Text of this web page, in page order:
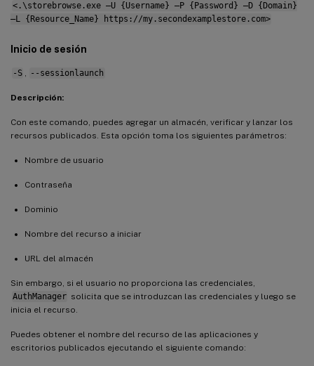
<.\storebrowse.exe –U {Username} –P {Password} –D {Domain}
–L {Resource_Name} https://my.secondexamplestore.com>
Inicio de sesión
-S --sessionlaunch
Descripción:
Con este comando, puedes agregar un almacén, verificar y lanzar los
recursos publicados. Esta opción toma los siguientes parámetros:
Nombre de usuario
Contraseña
Dominio
Nombre del recurso a iniciar
URL del almacén
Sin embargo, si el usuario no proporciona las credenciales,
AuthManager solicita que se introduzcan las credenciales y luego se
inicia el recurso.
Puedes obtener el nombre del recurso de las aplicaciones y
escritorios publicados ejecutando el siguiente comando: